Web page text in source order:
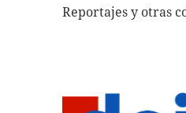
Reportajes y otras